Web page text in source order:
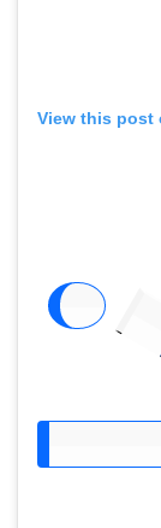
View this post